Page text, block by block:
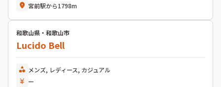
location_on 宮前駅から1798m
和歌山県・和歌山市
Lucido Bell
category メンズ, レディース, カジュアル
currency_yen ー